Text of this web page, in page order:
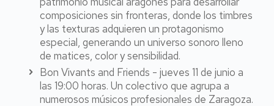
composiciones sin fronteras, donde los timbres
y las texturas adquieren un protagonismo
especial, generando un universo sonoro lleno
de matices, color y sensibilidad.
Bon Vivants and Friends - jueves 11 de junio a
las 19:00 horas. Un colectivo que agrupa a
numerosos músicos profesionales de Zaragoza.